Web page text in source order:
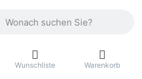
Wunschliste Warenkorb